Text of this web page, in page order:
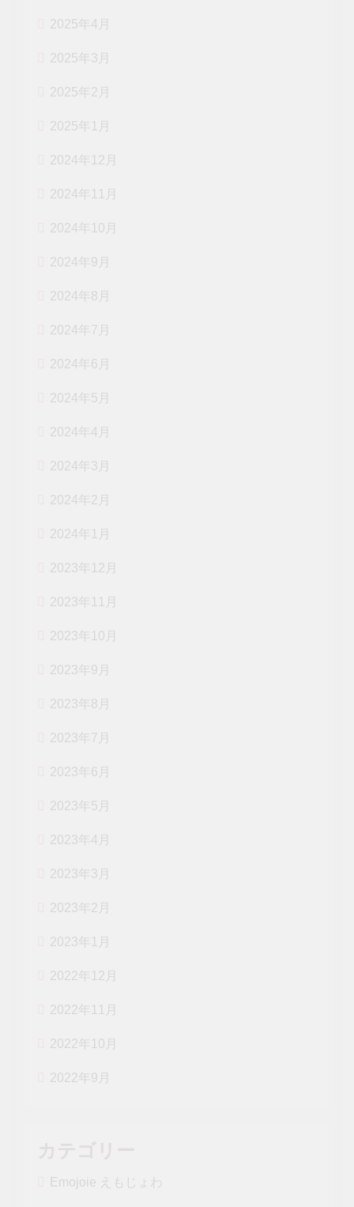
2025年4月
2025年3月
2025年2月
2025年1月
2024年12月
2024年11月
2024年10月
2024年9月
2024年8月
2024年7月
2024年6月
2024年5月
2024年4月
2024年3月
2024年2月
2024年1月
2023年12月
2023年11月
2023年10月
2023年9月
2023年8月
2023年7月
2023年6月
2023年5月
2023年4月
2023年3月
2023年2月
2023年1月
2022年12月
2022年11月
2022年10月
2022年9月
Emojoie えもじょわ